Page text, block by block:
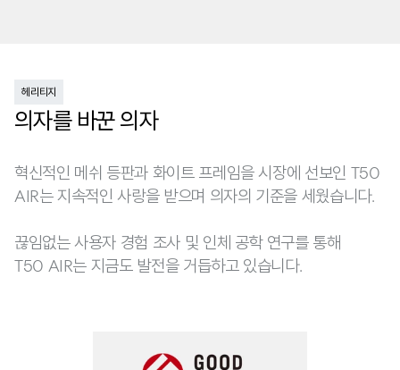
헤리티지
의자를 바꾼 의자
혁신적인 메쉬 등판과 화이트 프레임을 시장에 선보인 T50
AIR는 지속적인 사랑을 받으며 의자의 기준을 세웠습니다.
끊임없는 사용자 경험 조사 및 인체 공학 연구를 통해
T50 AIR는 지금도 발전을 거듭하고 있습니다.